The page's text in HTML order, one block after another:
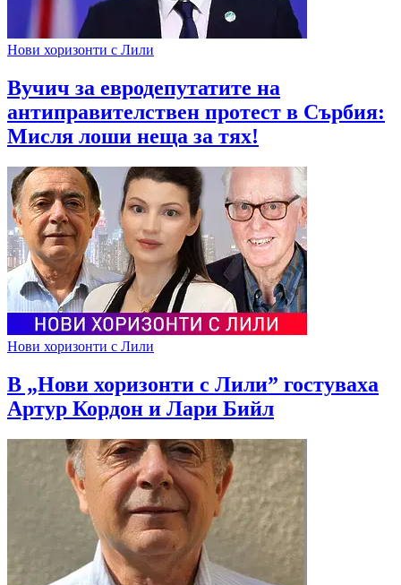
Нови хоризонти с Лили
Вучич за евродепутатите на
антиправителствен протест в Сърбия:
Мисля лоши неща за тях!
Нови хоризонти с Лили
В „Нови хоризонти с Лили” гостуваха
Артур Кордон и Лари Бийл